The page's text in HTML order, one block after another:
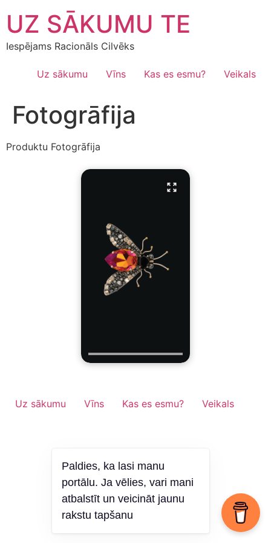
content
UZ SĀKUMU TE
Iespējams Racionāls Cilvēks
Uz sākumu Vīns Kas es esmu? Veikals
Fotogrāfija
Produktu Fotogrāfija
Uz sākumu Vīns Kas es esmu? Veikals
Paldies, ka lasi manu
portālu. Ja vēlies, vari mani
atbalstīt un veicināt jaunu
rakstu tapšanu